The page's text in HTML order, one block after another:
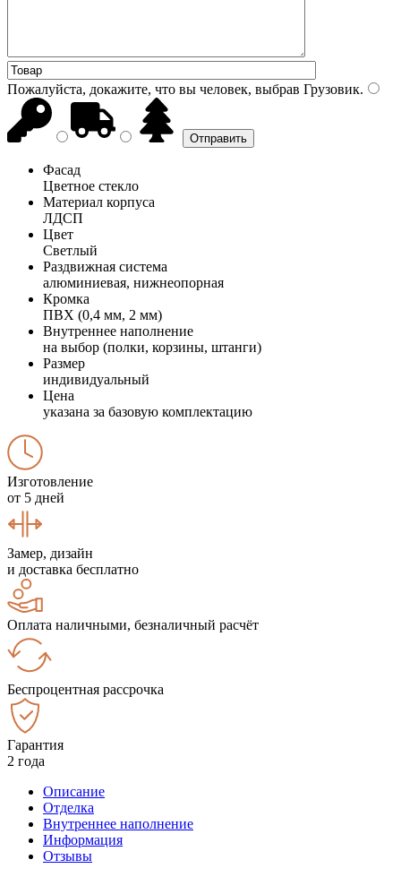
Пожалуйста, докажите, что вы человек, выбрав Грузовик.
Фасад
Цветное стекло
Материал корпуса
ЛДСП
Цвет
Светлый
Раздвижная система
алюминиевая, нижнеопорная
Кромка
ПВХ (0,4 мм, 2 мм)
Внутреннее наполнение
на выбор (полки, корзины, штанги)
Размер
индивидуальный
Цена
указана за базовую комплектацию
Изготовление
от 5 дней
Замер, дизайн
и доставка бесплатно
Оплата наличными, безналичный расчёт
Беспроцентная рассрочка
Гарантия
2 года
Описание
Отделка
Внутреннее наполнение
Информация
Отзывы